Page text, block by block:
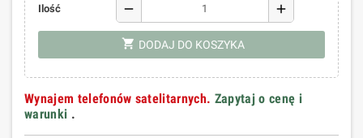
Ilość remove add
shopping_cart DODAJ DO KOSZYKA
Wynajem telefonów satelitarnych. Zapytaj o cenę i
warunki .